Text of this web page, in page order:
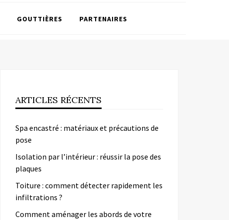
GOUTTIÈRES PARTENAIRES
ARTICLES RÉCENTS
Spa encastré : matériaux et précautions de
pose
Isolation par l’intérieur : réussir la pose des
plaques
Toiture : comment détecter rapidement les
infiltrations ?
Comment aménager les abords de votre